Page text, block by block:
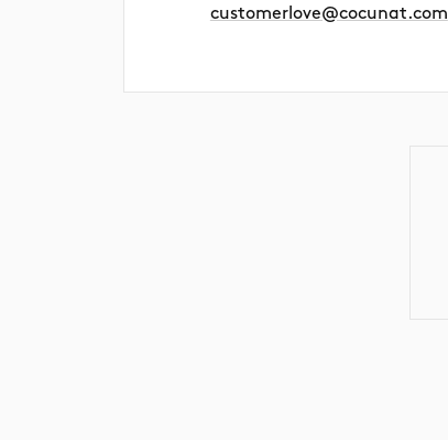
customerlove@cocunat.com